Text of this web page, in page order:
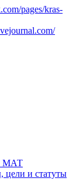
МАТ
и статуты